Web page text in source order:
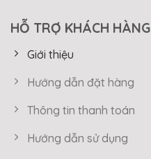
HỖ TRỢ KHÁCH HÀNG
Giới thiệu
Hướng dẫn đặt hàng
Thông tin thanh toán
Hướng dẫn sử dụng